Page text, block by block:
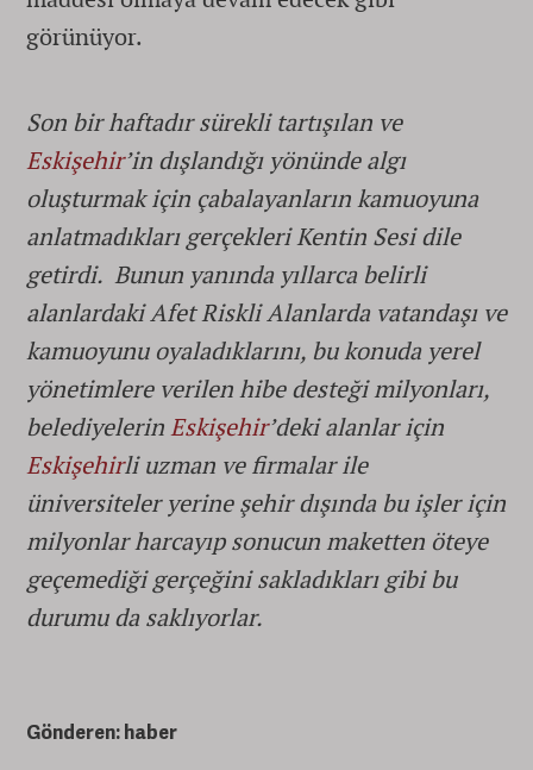
görünüyor.
Son bir haftadır sürekli tartışılan ve
Eskişehir’in dışlandığı yönünde algı
oluşturmak için çabalayanların kamuoyuna
anlatmadıkları gerçekleri Kentin Sesi dile
getirdi. Bunun yanında yıllarca belirli
alanlardaki Afet Riskli Alanlarda vatandaşı ve
kamuoyunu oyaladıklarını, bu konuda yerel
yönetimlere verilen hibe desteği milyonları,
belediyelerinEskişehir’deki alanlar için
Eskişehirli uzman ve firmalar ile
üniversiteler yerine şehir dışında bu işler için
milyonlar harcayıp sonucun maketten öteye
geçemediği gerçeğini sakladıkları gibi bu
durumu da saklıyorlar.
Gönderen: haber